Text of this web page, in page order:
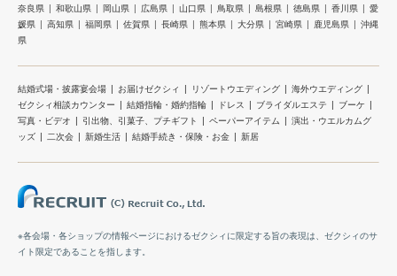
奈良県
和歌山県 岡山県 広島県 山口県 鳥取県 島根県 徳島県 香川県
愛
媛県
高知県 福岡県 佐賀県 長崎県 熊本県 大分県 宮崎県 鹿児島県
沖縄
県
結婚式場・披露宴会場 お届けゼクシィ リゾートウエディング
海外ウエディング
ゼクシィ相談カウンター
結婚指輪・婚約指輪 ドレス ブライダルエステ
ブーケ
写真・ビデオ
引出物、引菓子、プチギフト ペーパーアイテム
演出・ウエルカムグ
ッズ
二次会 新婚生活 結婚手続き・保険・お金 新居
※各会場・各ショップの情報ページにおけるゼクシィに限定する旨の表現は、ゼクシィのサ
イト限定であることを指します。